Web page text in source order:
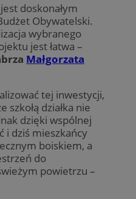
doskonałym
Obywatelski.
wybranego
jest łatwa –
Małgorzata
tej inwestycji,
szkołą działka nie
dzięki wspólnej
i dziś mieszkańcy
boiskiem, a
do
powietrzu –